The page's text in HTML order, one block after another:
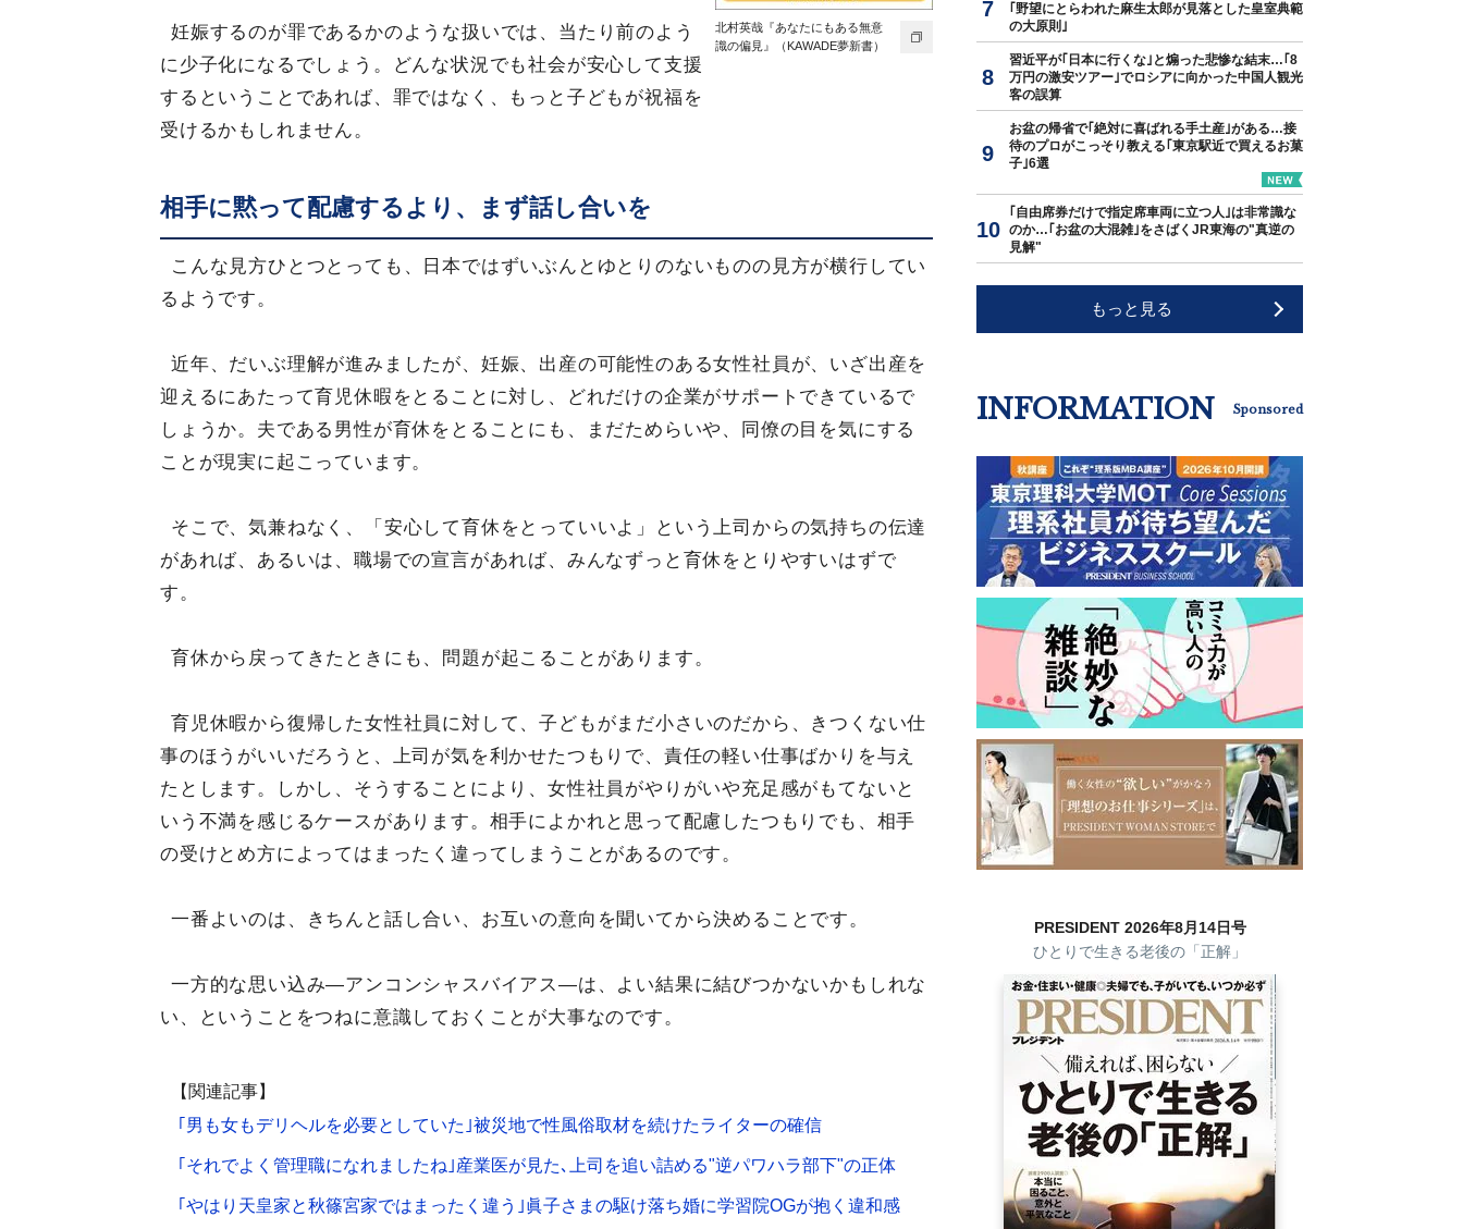
北村英哉『あなたにもある無意
識の偏見』（KAWADE夢新書）
妊娠するのが罪であるかのような扱いでは、当たり前のよう
に少子化になるでしょう。どんな状況でも社会が安心して支援
するということであれば、罪ではなく、もっと子どもが祝福を
受けるかもしれません。
相手に黙って配慮するより、まず話し合いを
こんな見方ひとつとっても、日本ではずいぶんとゆとりのないものの見方が横行してい
るようです。
近年、だいぶ理解が進みましたが、妊娠、出産の可能性のある女性社員が、いざ出産を
迎えるにあたって育児休暇をとることに対し、どれだけの企業がサポートできているで
しょうか。夫である男性が育休をとることにも、まだためらいや、同僚の目を気にする
ことが現実に起こっています。
そこで、気兼ねなく、「安心して育休をとっていいよ」という上司からの気持ちの伝達
があれば、あるいは、職場での宣言があれば、みんなずっと育休をとりやすいはずで
す。
育休から戻ってきたときにも、問題が起こることがあります。
育児休暇から復帰した女性社員に対して、子どもがまだ小さいのだから、きつくない仕
事のほうがいいだろうと、上司が気を利かせたつもりで、責任の軽い仕事ばかりを与え
たとします。しかし、そうすることにより、女性社員がやりがいや充足感がもてないと
いう不満を感じるケースがあります。相手によかれと思って配慮したつもりでも、相手
の受けとめ方によってはまったく違ってしまうことがあるのです。
一番よいのは、きちんと話し合い、お互いの意向を聞いてから決めることです。
一方的な思い込み―アンコンシャスバイアス―は、よい結果に結びつかないかもしれな
い、ということをつねに意識しておくことが大事なのです。
【関連記事】
｢男も女もデリヘルを必要としていた｣被災地で性風俗取材を続けたライターの確信
｢それでよく管理職になれましたね｣産業医が見た､上司を追い詰める"逆パワハラ部下"の正体
｢やはり天皇家と秋篠宮家ではまったく違う｣眞子さまの駆け落ち婚に学習院OGが抱く違和感
｢野望にとらわれた麻生太郎が見落とした皇室典範
の大原則｣
習近平が｢日本に行くな｣と煽った悲惨な結末…｢8
万円の激安ツアー｣でロシアに向かった中国人観光
客の誤算
お盆の帰省で｢絶対に喜ばれる手土産｣がある…接
待のプロがこっそり教える｢東京駅近で買えるお菓
子｣6選
｢自由席券だけで指定席車両に立つ人｣は非常識な
のか…｢お盆の大混雑｣をさばくJR東海の"真逆の
見解"
もっと見る
INFORMATION Sponsored
PRESIDENT 2026年8月14日号
ひとりで生きる老後の「正解」